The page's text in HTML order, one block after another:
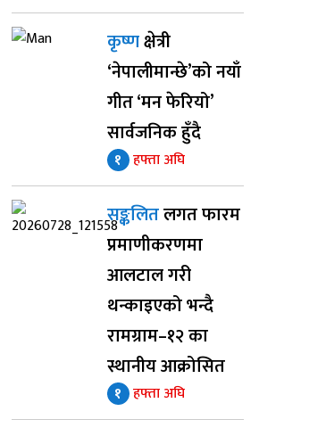
कृष्णक्षेत्री
‘नेपालीमान्छे’को नयाँ
गीत ‘मन फेरियो’
सार्वजनिक हुँदै
१ हफ्ता अघि
सङ्कलितलगत फारम
प्रमाणीकरणमा
आलटाल गरी
थन्काइएको भन्दै
रामग्राम–१२ का
स्थानीय आक्रोसित
१ हफ्ता अघि